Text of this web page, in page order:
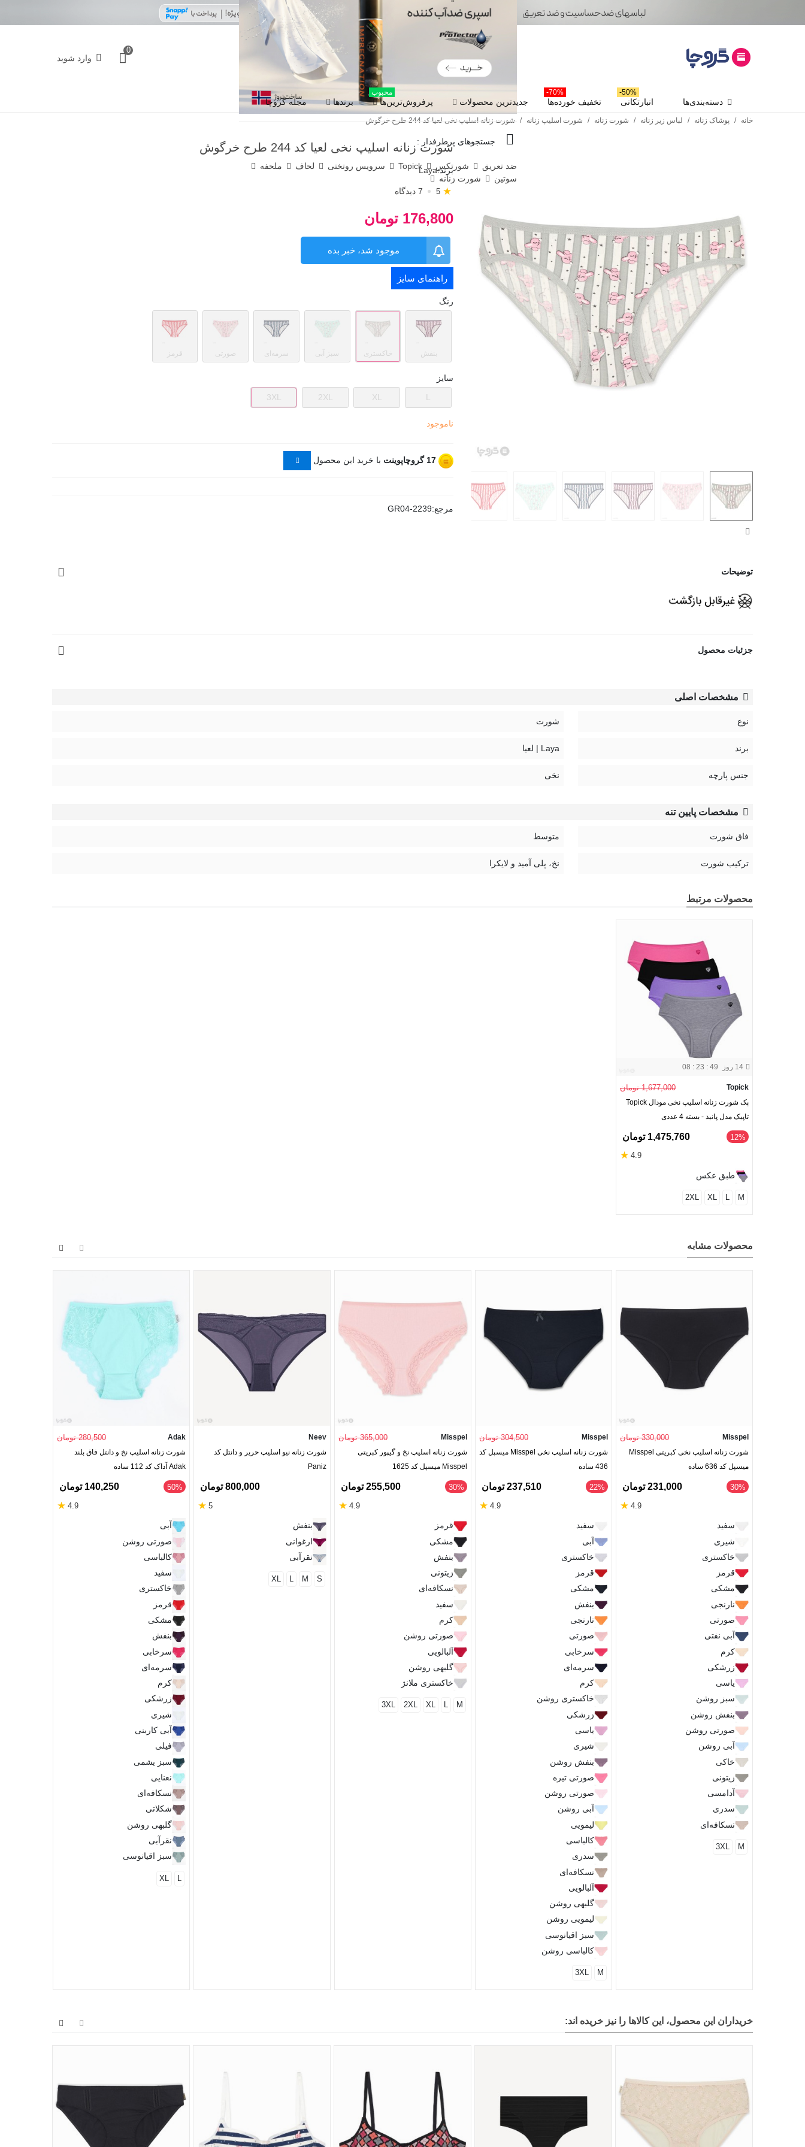
جستجوهای پرطرفدار :
ضد تعریق شورتکس Topick سرویس روتختی لحاف
ملحفه
سوتین
شورت زنانه
0
وارد شوید
دسته‌بندی‌ها انبارتکانی
50%-
تخفیف خورده‌ها
70%-
جدیدترین محصولات پرفروش‌ترین‌ها
محبوب
برندها مجله گروچا
خانه / پوشاک زنانه / لباس زیر زنانه / شورت زنانه / شورت اسلیپ زنانه / شورت زنانه اسلیپ نخی لعیا کد 244 طرح خرگوش
شورت زنانه اسلیپ نخی لعیا کد 244 طرح خرگوش
برند:Laya
5 ★ 7 دیدگاه
176,800 تومان
موجود شد، خبر بده
راهنمای سایز
رنگ
بنفش خاکستری سبز آبی سرمه‌ای صورتی قرمز
سایز
L
XL
2XL
3XL
ناموجود
17 گروچاپوینت با خرید این محصول
مرجع:GR04-2239
توضیحات
جزئیات محصول
مشخصات اصلی
نوع شورت
برند Laya | لعیا
جنس پارچه نخی
مشخصات پایین تنه
فاق شورت متوسط
ترکیب شورت نخ، پلی آمید و لایکرا
محصولات مرتبط
14 روز 08 : 23 : 48
Topick 1,677,000 تومان
پک شورت زنانه اسلیپ نخی مودال Topick
تاپیک مدل پانیذ - بسته 4 عددی
‎12% 1,475,760 تومان
4.9
★
طبق عکس
M
XL
2XL
محصولات مشابه
Misspel 330,000 تومان
شورت زنانه اسلیپ نخی کبریتی Misspel
میسپل کد 636 ساده
‎30% 231,000 تومان
4.9
★
سفید
شیری
خاکستری
قرمز
مشکی
نارنجی
صورتی
آبی نفتی
کرم
زرشکی
یاسی
سبز روشن
بنفش روشن
صورتی روشن
آبی روشن
خاکی
زیتونی
آدامسی
سدری
نسکافه‌ای
M
3XL
Misspel 304,500 تومان
شورت زنانه اسلیپ نخی Misspel میسپل کد
436 ساده
‎22% 237,510 تومان
4.9
★
سفید
آبی
خاکستری
قرمز
مشکی
بنفش
نارنجی
صورتی
سرخابی
سرمه‌ای
کرم
خاکستری روشن
زرشکی
یاسی
شیری
بنفش روشن
صورتی تیره
صورتی روشن
آبی روشن
لیمویی
کالباسی
سدری
نسکافه‌ای
آلبالویی
گلبهی روشن
لیمویی روشن
سبز اقیانوسی
کالباسی روشن
M
3XL
Misspel 365,000 تومان
شورت زنانه اسلیپ نخ و گیپور کبریتی
Misspel میسپل کد 1625
‎30% 255,500 تومان
4.9
★
قرمز
مشکی
بنفش
زیتونی
نسکافه‌ای
سفید
کرم
صورتی روشن
آلبالویی
گلبهی روشن
خاکستری ملانژ
M
L
XL
2XL
3XL
Neev
شورت زنانه نیو اسلیپ حریر و دانتل کد
Paniz
800,000 تومان
5
★
بنفش
ارغوانی
نقرآبی
S
M
L
XL
Adak 280,500 تومان
شورت زنانه اسلیپ نخ و دانتل فاق بلند
Adak آداک کد 112 ساده
‎50% 140,250 تومان
4.9
★
آبی
صورتی روشن
کالباسی
سفید
خاکستری
قرمز
مشکی
بنفش
سرخابی
سرمه‌ای
کرم
زرشکی
شیری
آبی کاربنی
فیلی
سبز یشمی
نعنایی
نسکافه‌ای
شکلاتی
گلبهی روشن
نقرآبی
سبز اقیانوسی
L
XL
خریداران این محصول، این کالاها را نیز خریده اند: